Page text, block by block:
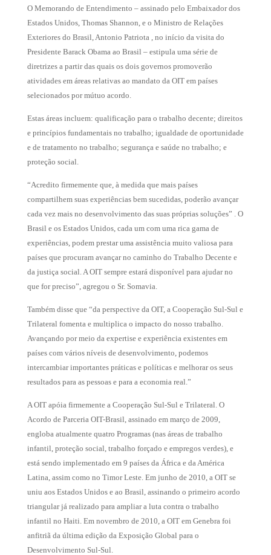
O Memorando de Entendimento – assinado pelo Embaixador dos
Estados Unidos, Thomas Shannon, e o Ministro de Relações
Exteriores do Brasil, Antonio Patriota , no início da visita do
Presidente Barack Obama ao Brasil – estipula uma série de
diretrizes a partir das quais os dois governos promoverão
atividades em áreas relativas ao mandato da OIT em países
selecionados por mútuo acordo.
Estas áreas incluem: qualificação para o trabalho decente; direitos
e princípios fundamentais no trabalho; igualdade de oportunidade
e de tratamento no trabalho; segurança e saúde no trabalho; e
proteção social.
“Acredito firmemente que, à medida que mais países
compartilhem suas experiências bem sucedidas, poderão avançar
cada vez mais no desenvolvimento das suas próprias soluções” . O
Brasil e os Estados Unidos, cada um com uma rica gama de
experiências, podem prestar uma assistência muito valiosa para
países que procuram avançar no caminho do Trabalho Decente e
da justiça social. A OIT sempre estará disponível para ajudar no
que for preciso”, agregou o Sr. Somavia.
Também disse que “da perspective da OIT, a Cooperação Sul-Sul e
Trilateral fomenta e multiplica o impacto do nosso trabalho.
Avançando por meio da expertise e experiência existentes em
países com vários níveis de desenvolvimento, podemos
intercambiar importantes práticas e políticas e melhorar os seus
resultados para as pessoas e para a economia real.”
A OIT apóia firmemente a Cooperação Sul-Sul e Trilateral. O
Acordo de Parceria OIT-Brasil, assinado em março de 2009,
engloba atualmente quatro Programas (nas áreas de trabalho
infantil, proteção social, trabalho forçado e empregos verdes), e
está sendo implementado em 9 países da África e da América
Latina, assim como no Timor Leste. Em junho de 2010, a OIT se
uniu aos Estados Unidos e ao Brasil, assinando o primeiro acordo
triangular já realizado para ampliar a luta contra o trabalho
infantil no Haiti. Em novembro de 2010, a OIT em Genebra foi
anfitriã da última edição da Exposição Global para o
Desenvolvimento Sul-Sul.